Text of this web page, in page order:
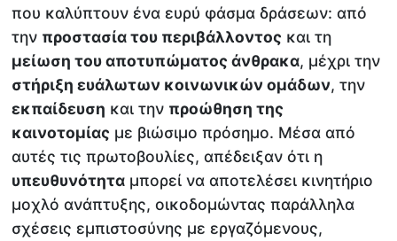
που καλύπτουν ένα ευρύ φάσμα δράσεων: από
την προστασία του περιβάλλοντος και τη
μείωση του αποτυπώματος άνθρακα, μέχρι την
στήριξη ευάλωτων κοινωνικών ομάδων, την
εκπαίδευση και την προώθηση της
καινοτομίας με βιώσιμο πρόσημο. Μέσα από
αυτές τις πρωτοβουλίες, απέδειξαν ότι η
υπευθυνότητα μπορεί να αποτελέσει κινητήριο
μοχλό ανάπτυξης, οικοδομώντας παράλληλα
σχέσεις εμπιστοσύνης με εργαζόμενους,